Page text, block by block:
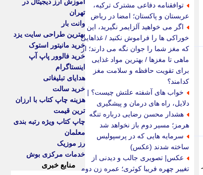
توافقنامه دفاعی مشترک ترکیه،
عربستان و پاکستان؛ امضا در ریاض
اگر می خواهید آلزایمر نگیرید، این
خوراکی ها را فراموش نکنید / غذاهایی
که مغز شما را جوان نگه می دارند؛ از
ماهی تا مغزها / بهترین مواد غذایی
برای تقویت حافظه و سلامت مغز
کدامند؟
خواب های آشفته علتش چیست؟ |
دلایل، راه های درمان و پیشگیری
هشدار محسن رضایی درباره تنگه
هرمز؛ مسیر دوم باز نخواهد شد
سرمایه هایی که در پرسپولیس
ساخته شدند (عکس)
عکس| تصویری جالب و دیدنی از
تغییر چهره فریبا کوثری؛ عمره زن دوم
تهران
وانت بار
بهترین طراحی سایت یزد
خرید مانیتور استوک
خرید فالوور پاپ آپ
اینستاگرام
هدایای تبلیغاتی
خرید سالت
هزینه چاپ کتاب با ارزان
ترین قیمت
چاپ کتاب ویژه رتبه بندی
معلمان
رز موزیک
خدمات مرکزی بوش
منابع خبری